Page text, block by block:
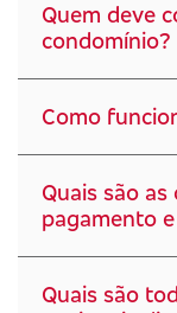
Quem deve
condomínio?
Como
Quais são
pagamento
Quais são